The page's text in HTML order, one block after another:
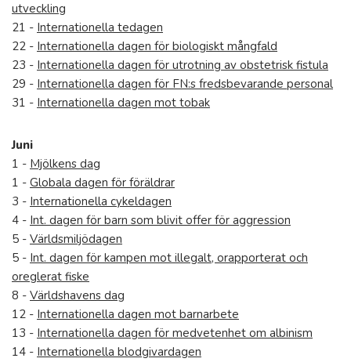
utveckling
21 - Internationella tedagen
22 - Internationella dagen för biologiskt mångfald
23 - Internationella dagen för utrotning av obstetrisk fistula
29 - Internationella dagen för FN:s fredsbevarande personal
31 - Internationella dagen mot tobak
Juni
1 - Mjölkens dag
1 - Globala dagen för föräldrar
3 - Internationella cykeldagen
4 - Int. dagen för barn som blivit offer för aggression
5 - Världsmiljödagen
5 - Int. dagen för kampen mot illegalt, orapporterat och
oreglerat fiske
8 - Världshavens dag
12 - Internationella dagen mot barnarbete
13 - Internationella dagen för medvetenhet om albinism
14 - Internationella blodgivardagen